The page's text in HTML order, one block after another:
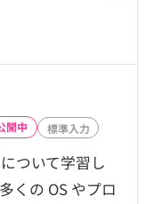
開中 標準入力
ついて学習し
くの OS やプロ